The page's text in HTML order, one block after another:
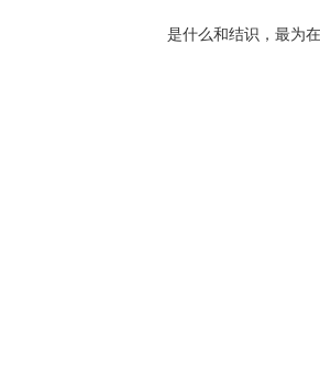
是什么和结识，最为